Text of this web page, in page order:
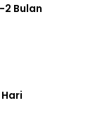
2 Bulan
Hari